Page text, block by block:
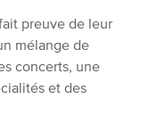
preuve de leur
mélange de
concerts, une
et des